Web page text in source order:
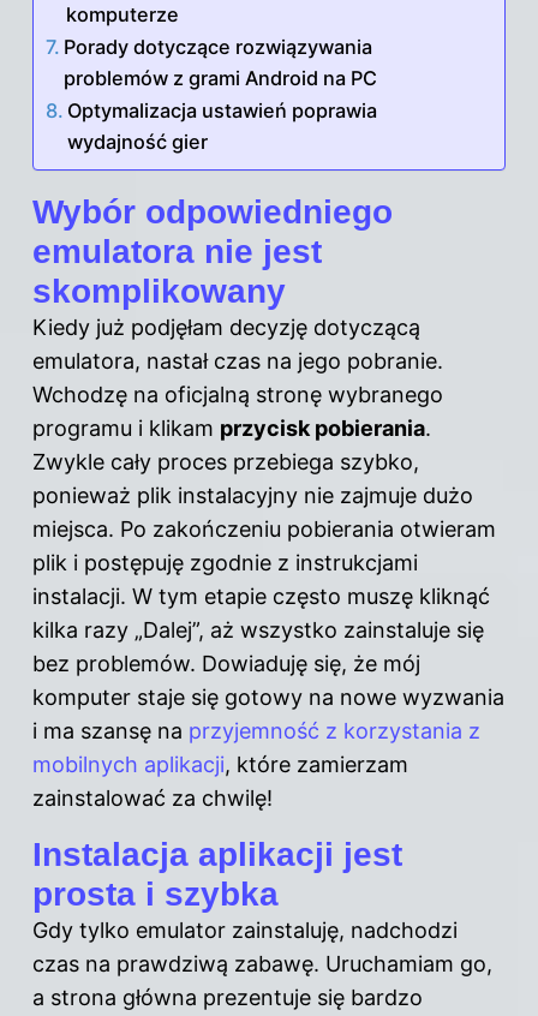
komputerze
Porady dotyczące rozwiązywania
problemów z grami Android na PC
Optymalizacja ustawień poprawia
wydajność gier
Wybór odpowiedniego
emulatora nie jest
skomplikowany
Kiedy już podjęłam decyzję dotyczącą
emulatora, nastał czas na jego pobranie.
Wchodzę na oficjalną stronę wybranego
programu i klikam przycisk pobierania.
Zwykle cały proces przebiega szybko,
ponieważ plik instalacyjny nie zajmuje dużo
miejsca. Po zakończeniu pobierania otwieram
plik i postępuję zgodnie z instrukcjami
instalacji. W tym etapie często muszę kliknąć
kilka razy „Dalej”, aż wszystko zainstaluje się
bez problemów. Dowiaduję się, że mój
komputer staje się gotowy na nowe wyzwania
i ma szansę na przyjemność z korzystania z
mobilnych aplikacji, które zamierzam
zainstalować za chwilę!
Instalacja aplikacji jest
prosta i szybka
Gdy tylko emulator zainstaluję, nadchodzi
czas na prawdziwą zabawę. Uruchamiam go,
a strona główna prezentuje się bardzo